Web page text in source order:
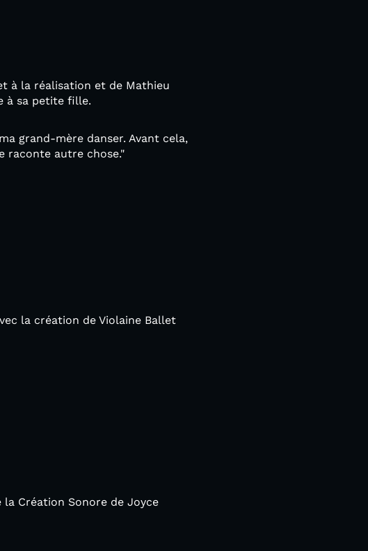
à la réalisation et de Mathieu
à sa petite fille.
grand-mère danser. Avant cela,
raconte autre chose."
la création de Violaine Ballet
Création Sonore de Joyce